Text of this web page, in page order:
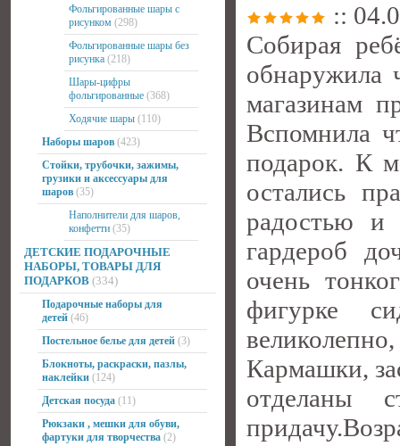
Фольгированные шары с
рисунком (298)
Фольгированные шары без
рисунка (218)
Шары-цифры
фольгированные (368)
Ходячие шары (110)
Наборы шаров (423)
Стойки, трубочки, зажимы,
грузики и аксессуары для
шаров (35)
Наполнители для шаров,
конфетти (35)
ДЕТСКИЕ ПОДАРОЧНЫЕ
НАБОРЫ, ТОВАРЫ ДЛЯ
ПОДАРКОВ (334)
Подарочные наборы для
детей (46)
Постельное белье для детей (3)
Блокноты, раскраски, пазлы,
наклейки (124)
Детская посуда (11)
Рюкзаки , мешки для обуви,
фартуки для творчества (2)
::
Собирая
обнаружила
магазинам
Вспомнила
подарок. К
остались
радостью и
гардероб
очень
фигурке
Кармашки,
отделаны